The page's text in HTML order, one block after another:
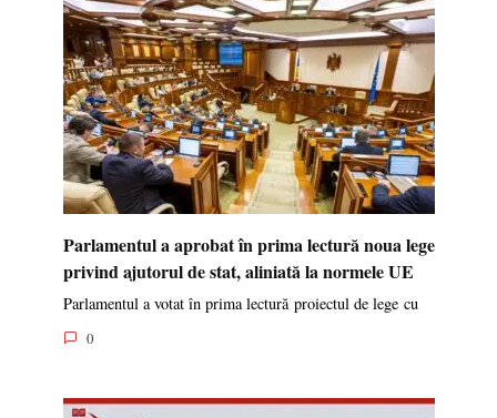
Parlamentul a aprobat în prima lectură noua lege
privind ajutorul de stat, aliniată la normele UE
Parlamentul a votat în prima lectură proiectul de lege cu
0